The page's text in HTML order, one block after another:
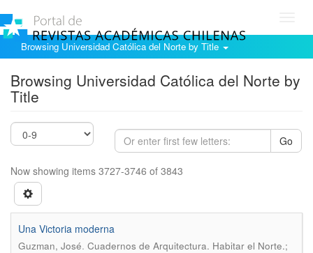
Browsing Universidad Católica del Norte by Title
Browsing Universidad Católica del Norte by
Title
Go
Now showing items 3727-3746 of 3843
Una Victoria moderna
Guzman, José. Cuadernos de Arquitectura. Habitar el Norte.;